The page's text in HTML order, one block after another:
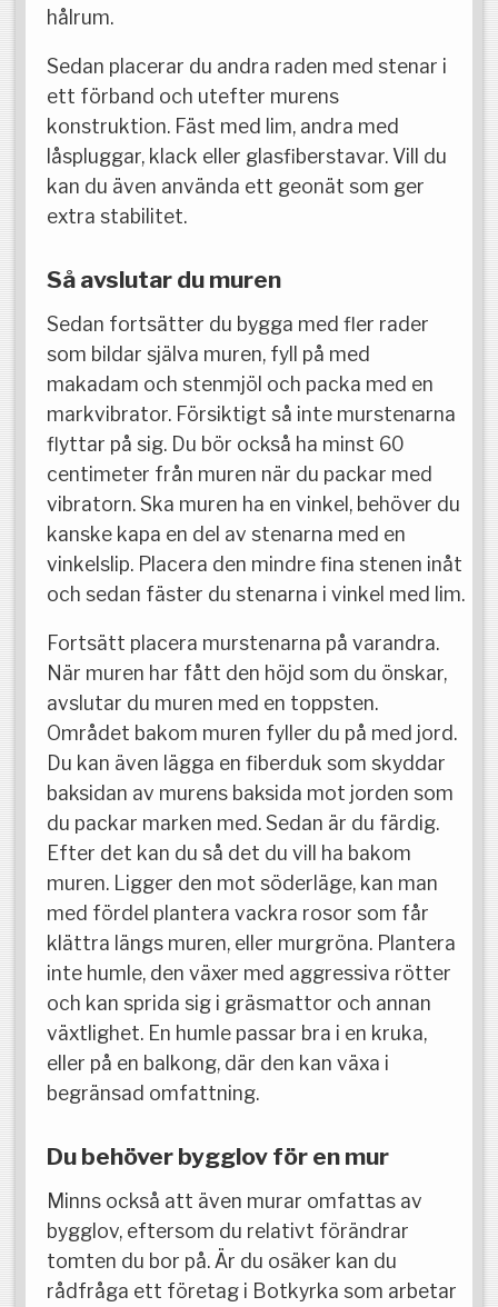
hålrum.
Sedan placerar du andra raden med stenar i
ett förband och utefter murens
konstruktion. Fäst med lim, andra med
låspluggar, klack eller glasfiberstavar. Vill du
kan du även använda ett geonät som ger
extra stabilitet.
Så avslutar du muren
Sedan fortsätter du bygga med fler rader
som bildar själva muren, fyll på med
makadam och stenmjöl och packa med en
markvibrator. Försiktigt så inte murstenarna
flyttar på sig. Du bör också ha minst 60
centimeter från muren när du packar med
vibratorn. Ska muren ha en vinkel, behöver du
kanske kapa en del av stenarna med en
vinkelslip. Placera den mindre fina stenen inåt
och sedan fäster du stenarna i vinkel med lim.
Fortsätt placera murstenarna på varandra.
När muren har fått den höjd som du önskar,
avslutar du muren med en toppsten.
Området bakom muren fyller du på med jord.
Du kan även lägga en fiberduk som skyddar
baksidan av murens baksida mot jorden som
du packar marken med. Sedan är du färdig.
Efter det kan du så det du vill ha bakom
muren. Ligger den mot söderläge, kan man
med fördel plantera vackra rosor som får
klättra längs muren, eller murgröna. Plantera
inte humle, den växer med aggressiva rötter
och kan sprida sig i gräsmattor och annan
växtlighet. En humle passar bra i en kruka,
eller på en balkong, där den kan växa i
begränsad omfattning.
Du behöver bygglov för en mur
Minns också att även murar omfattas av
bygglov, eftersom du relativt förändrar
tomten du bor på. Är du osäker kan du
rådfråga ett företag i Botkyrka som arbetar